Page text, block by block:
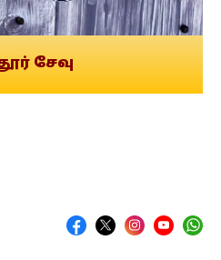
சேவு